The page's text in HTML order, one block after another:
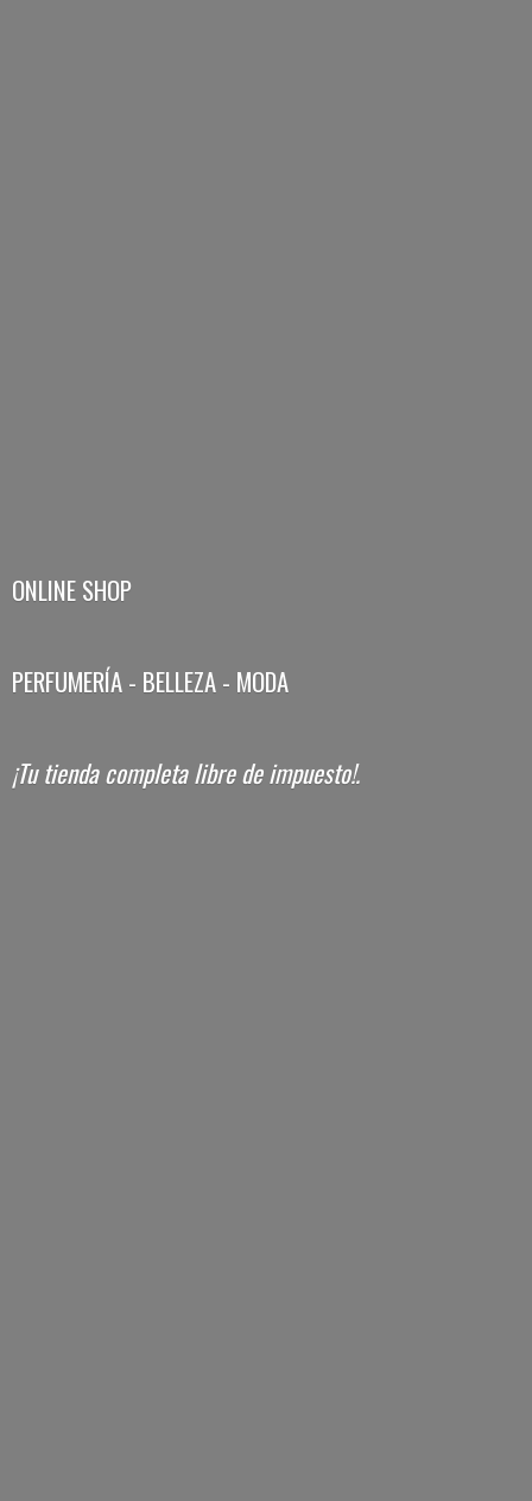
ONLINE SHOP
PERFUMERÍA - BELLEZA - MODA
¡Tu tienda completa librede impuesto!.